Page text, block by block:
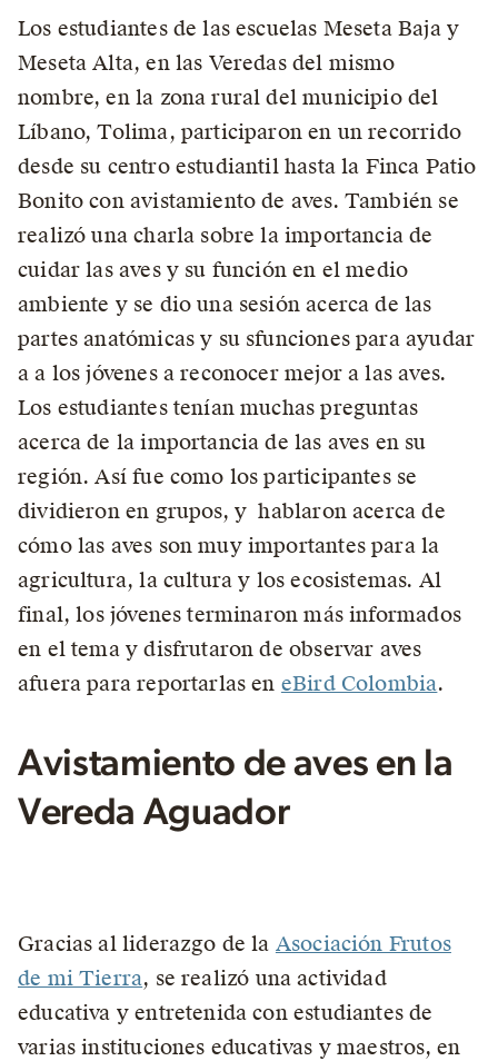
Los estudiantes de las escuelas Meseta Baja y
Meseta Alta, en las Veredas del mismo
nombre, en la zona rural del municipio del
Líbano, Tolima, participaron en un recorrido
desde su centro estudiantil hasta la Finca Patio
Bonito con avistamiento de aves. También se
realizó una charla sobre la importancia de
cuidar las aves y su función en el medio
ambiente y se dio una sesión acerca de las
partes anatómicas y su sfunciones para ayudar
a a los jóvenes a reconocer mejor a las aves.
Los estudiantes tenían muchas preguntas
acerca de la importancia de las aves en su
región. Así fue como los participantes se
dividieron en grupos, y hablaron acerca de
cómo las aves son muy importantes para la
agricultura, la cultura y los ecosistemas. Al
final, los jóvenes terminaron más informados
en el tema y disfrutaron de observar aves
afuera para reportarlas en eBird Colombia.
Avistamiento de aves en la
Vereda Aguador
Gracias al liderazgo de la Asociación Frutos
de mi Tierra, se realizó una actividad
educativa y entretenida con estudiantes de
varias instituciones educativas y maestros, en